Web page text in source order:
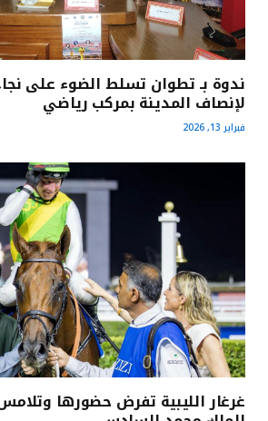
ندوة بـ تطوان تسلط الضوء على
لإنصاف المدينة بمركب رياضي
فبراير 13, 2026
غرغار الليبية تفرض حضورها